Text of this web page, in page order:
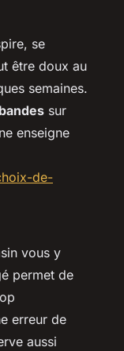
se
être doux au
semaines.
sur
enseigne
de-
vous y
permet de
erreur de
aussi